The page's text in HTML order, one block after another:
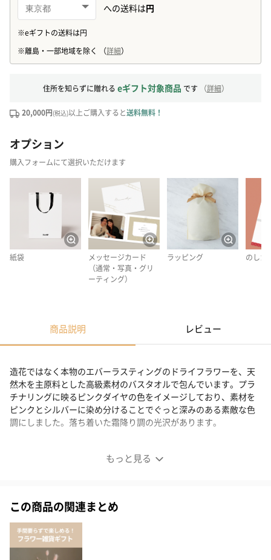
住所を知らずに贈れる eギフト対象商品 です （詳細）
20,000円(税込)以上ご購入すると送料無料！
オプション
購入フォームにて選択いただけます
紙袋
メッセージカード
（通常・写真・グリ
ーティング）
ラッピング のしカ
商品説明 レビュー
もっと見る
造花ではなく本物のエバーラスティングのドライフラワーを、天
然木を主原料とした高級素材のバスタオルで包んでいます。プラ
チナリングに映るピンクダイヤの色をイメージしており、素材を
ピンクとシルバーに染め分けることでぐっと深みのある素敵な色
調にしました。落ち着いた霜降り調の光沢があります。
艶のある濃色に金色のMAX MATERIAのロゴをアクセントとした高
級感のパッケージ。
ドライフラワーと同系色のタオルのカラーを選べば”大人な雰囲
この商品の関連まとめ